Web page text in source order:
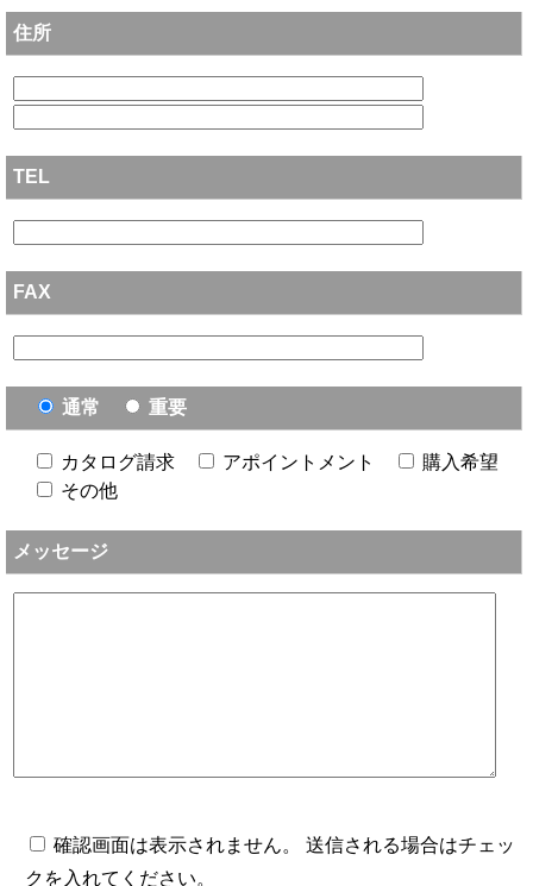
住所
TEL
FAX
通常 重要
カタログ請求 アポイントメント
購入希望
その他
メッセージ
確認画面は表示されません。 送信される場合はチェッ
クを入れてください。